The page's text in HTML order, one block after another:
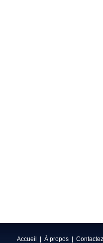
Accueil À propos